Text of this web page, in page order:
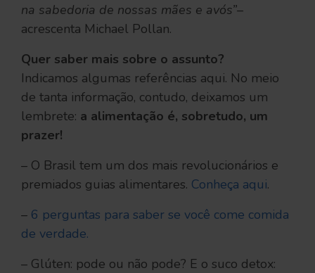
na sabedoria de nossas mães e avós”–
acrescenta Michael Pollan.
Quer saber mais sobre o assunto?
Indicamos algumas referências aqui. No meio
de tanta informação, contudo, deixamos um
lembrete: a alimentação é, sobretudo, um
prazer!
– O Brasil tem um dos mais revolucionários e
premiados guias alimentares. Conheça aqui.
– 6 perguntas para saber se você come comida
de verdade.
– Glúten: pode ou não pode? E o suco detox: